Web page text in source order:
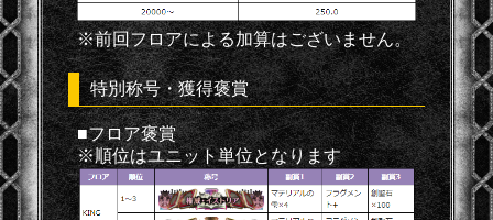
※前回フロアによる加算はございません。
特別称号・獲得褒賞
■フロア褒賞
※順位はユニット単位となります